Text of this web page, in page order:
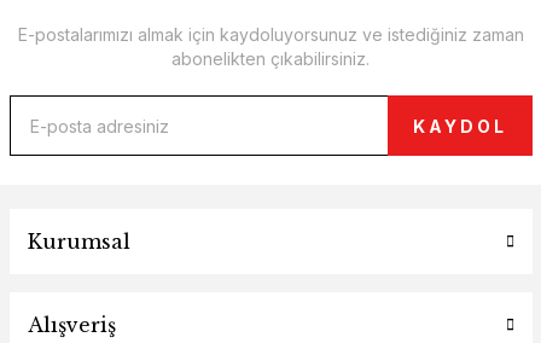
E-postalarımızı almak için kaydoluyorsunuz ve istediğiniz zaman
abonelikten çıkabilirsiniz.
KAYDOL
Kurumsal
Alışveriş